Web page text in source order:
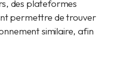
des plateformes
permettre de trouver
similaire, afin